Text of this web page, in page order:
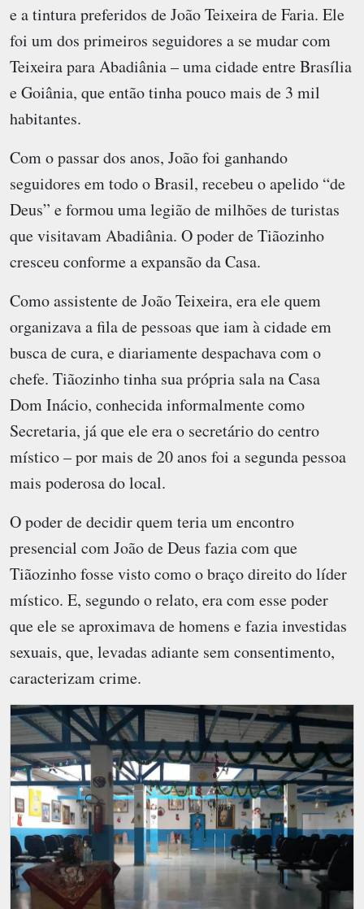
e a tintura preferidos de João Teixeira de Faria. Ele
foi um dos primeiros seguidores a se mudar com
Teixeira para Abadiânia – uma cidade entre Brasília
e Goiânia, que então tinha pouco mais de 3 mil
habitantes.
Com o passar dos anos, João foi ganhando
seguidores em todo o Brasil, recebeu o apelido “de
Deus” e formou uma legião de milhões de turistas
que visitavam Abadiânia. O poder de Tiãozinho
cresceu conforme a expansão da Casa.
Como assistente de João Teixeira, era ele quem
organizava a fila de pessoas que iam à cidade em
busca de cura, e diariamente despachava com o
chefe. Tiãozinho tinha sua própria sala na Casa
Dom Inácio, conhecida informalmente como
Secretaria, já que ele era o secretário do centro
místico – por mais de 20 anos foi a segunda pessoa
mais poderosa do local.
O poder de decidir quem teria um encontro
presencial com João de Deus fazia com que
Tiãozinho fosse visto como o braço direito do líder
místico. E, segundo o relato, era com esse poder
que ele se aproximava de homens e fazia investidas
sexuais, que, levadas adiante sem consentimento,
caracterizam crime.